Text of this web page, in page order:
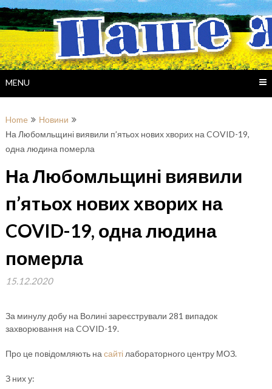
Skip
to
content
MENU
Home
Новини
На Любомльщині виявили п’ятьох нових хворих на COVID-19,
одна людина померла
На Любомльщині виявили
п’ятьох нових хворих на
COVID-19, одна людина
померла
15.12.2020
За минулу добу на Волині зареєстрували 281 випадок
захворювання на COVID-19.
Про це повідомляють на сайтілабораторного центру МОЗ.
З них у: